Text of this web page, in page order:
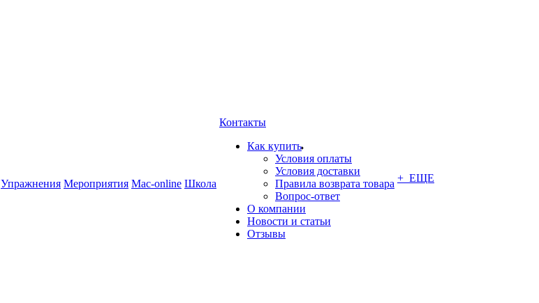
Упражнения Мероприятия Mac-online Школа
Контакты
Как купить
Условия оплаты
Условия доставки
Правила возврата товара
Вопрос-ответ
О компании
Новости и статьи
Отзывы
+ ЕЩЕ